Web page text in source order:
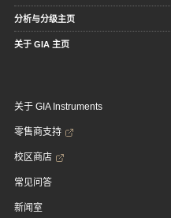
分析与分级主页
关于 GIA 主页
关于 GIA Instruments
零售商支持
校区商店
常见问答
新闻室